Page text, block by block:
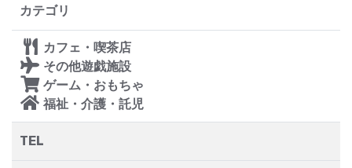
カテゴリ
カフェ・喫茶店
その他遊戯施設
ゲーム・おもちゃ
福祉・介護・託児
TEL